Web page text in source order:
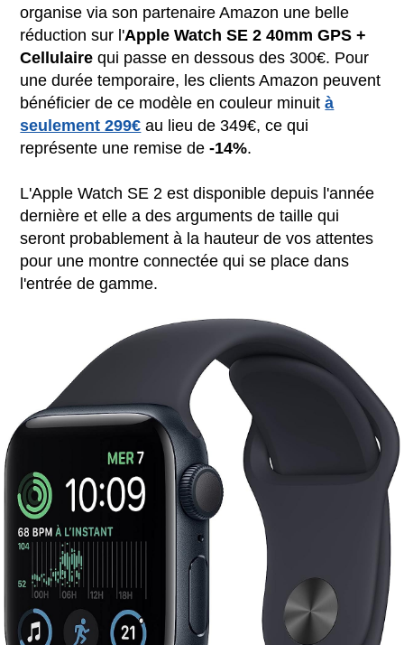
organise via son partenaire Amazon une belle
réduction sur l'Apple Watch SE 2 40mm GPS +
Cellulaire qui passe en dessous des 300€. Pour
une durée temporaire, les clients Amazon peuvent
bénéficier de ce modèle en couleur minuità
seulement 299€ au lieu de 349€, ce qui
représente une remise de-14%.
L'Apple Watch SE 2 est disponible depuis l'année
dernière et elle a des arguments de taille qui
seront probablement à la hauteur de vos attentes
pour une montre connectée qui se place dans
l'entrée de gamme.